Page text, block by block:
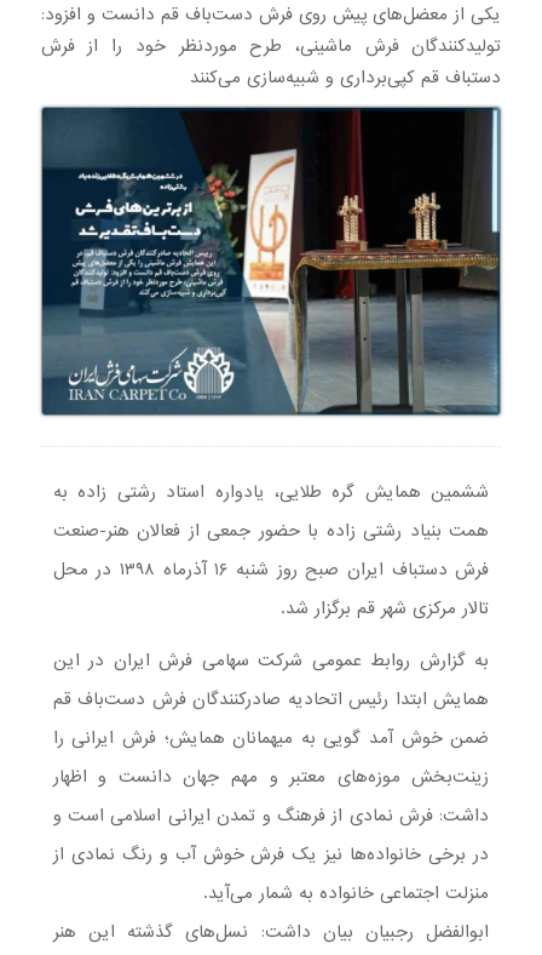
یکی از معضل‌های پیش روی فرش دست‌باف قم دانست و افزود:
تولیدکنندگان فرش ماشینی، طرح موردنظر خود را از فرش
دستباف قم کپی‌برداری و شبیه‌سازی می‌کنند
ششمین همایش گره طلایی، یادواره استاد رشتی زاده به
همت بنیاد رشتی زاده با حضور جمعی از فعالان هنر-صنعت
فرش دستباف ایران صبح روز شنبه ۱۶ آذرماه ۱۳۹۸ در محل
تالار مرکزی شهر قم برگزار شد.
به گزارش روابط عمومی شرکت سهامی فرش ایران در این
همایش ابتدا رئیس اتحادیه صادرکنندگان فرش دست‌باف قم
ضمن خوش آمد گویی به میهمانان همایش؛ فرش ایرانی را
زینت‌بخش موزه‌های معتبر و مهم جهان دانست و اظهار
داشت: فرش نمادی از فرهنگ و تمدن ایرانی اسلامی است و
در برخی خانواده‌ها نیز یک فرش خوش آب و رنگ نمادی از
منزلت اجتماعی خانواده به شمار می‌آید.
ابوالفضل رجبیان بیان داشت: نسل‌های گذشته این هنر